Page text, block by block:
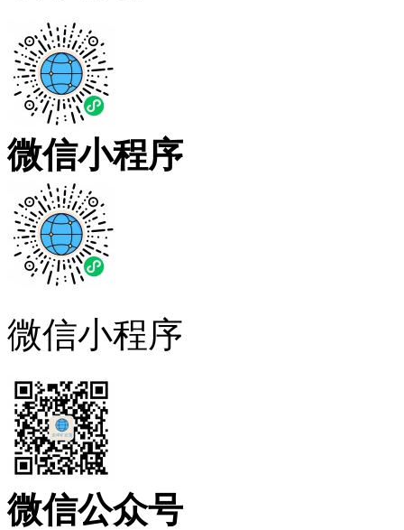
微信小程序
微信小程序
微信公众号